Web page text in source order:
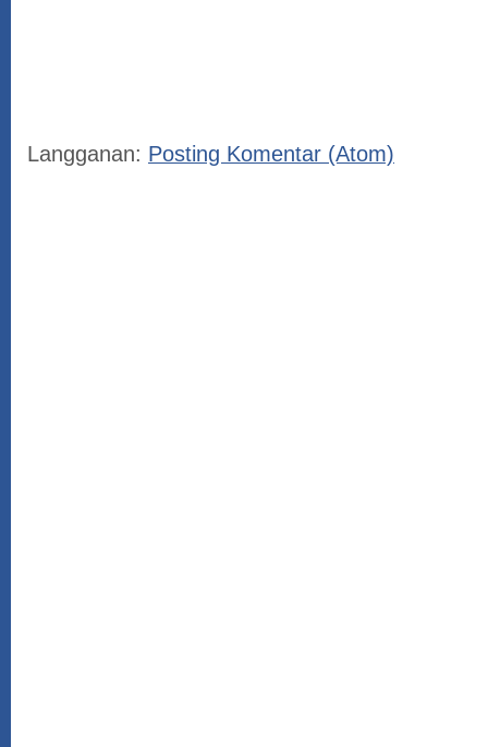
Langganan: Posting Komentar (Atom)